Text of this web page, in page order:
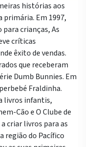
histórias aos
primária. Em 1997,
crianças, As
críticas
êxito de vendas.
que receberam
Dumb Bunnies. Em
Fraldinha.
livros infantis,
Cão e O Clube de
criar livros para as
região do Pacífico